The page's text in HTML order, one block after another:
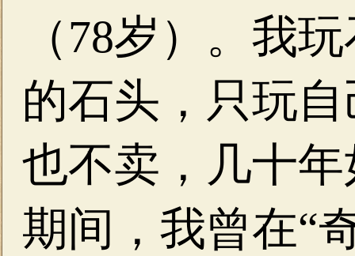
（78岁）。我
的石头，只玩
也不卖，几十
期间，我曾在“